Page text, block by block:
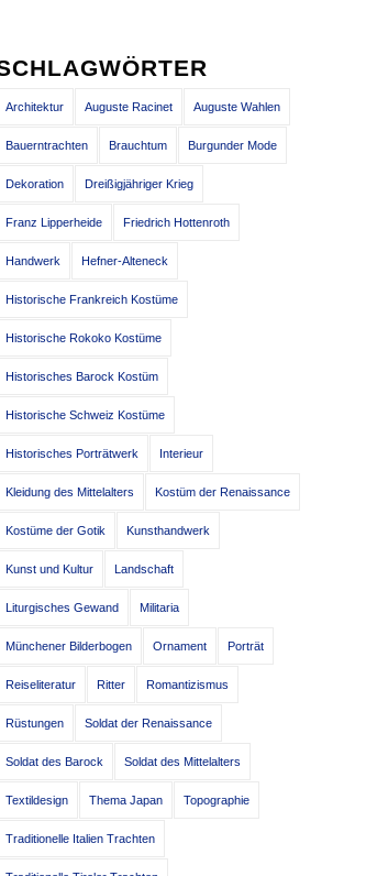
Architektur Auguste Racinet Auguste Wahlen
Bauerntrachten Brauchtum Burgunder Mode
Dekoration Dreißigjähriger Krieg
Franz Lipperheide Friedrich Hottenroth
Handwerk Hefner-Alteneck
Historische Frankreich Kostüme
Historische Rokoko Kostüme
Historisches Barock Kostüm
Historische Schweiz Kostüme
Historisches Porträtwerk Interieur
Kleidung des Mittelalters Kostüm der Renaissance
Kostüme der Gotik Kunsthandwerk
Kunst und Kultur Landschaft
Liturgisches Gewand Militaria
Münchener Bilderbogen Ornament Porträt
Reiseliteratur Ritter Romantizismus
Rüstungen Soldat der Renaissance
Soldat des Barock Soldat des Mittelalters
Textildesign Thema Japan Topographie
Traditionelle Italien Trachten